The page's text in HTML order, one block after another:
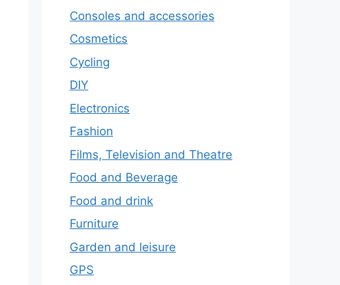
Consoles and accessories
Cosmetics
Cycling
DIY
Electronics
Fashion
Films, Television and Theatre
Food and Beverage
Food and drink
Furniture
Garden and leisure
GPS